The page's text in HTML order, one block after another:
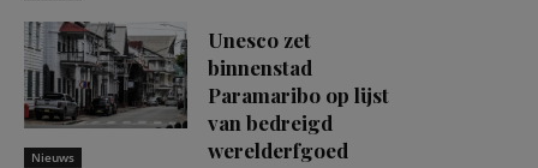
Nieuws
Unesco zet
binnenstad
Paramaribo op lijst
van bedreigd
werelderfgoed